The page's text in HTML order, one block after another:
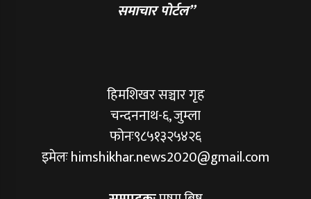
समाचार पोर्टल”
हिमशिखर सञ्चार गृह
चन्दननाथ-६, जुम्ला
फोनः९८५१३२५४२६
इमेलः himshikhar.news2020@gmail.com